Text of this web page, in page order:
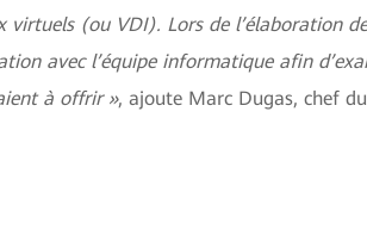
virtuels (ou VDI). Lors de l’élaboration
avec l’équipe informatique afin
à offrir », ajoute Marc Dugas, chef